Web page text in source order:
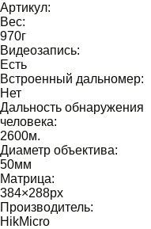
Артикул:
Вес:
970г
Видеозапись:
Есть
Встроенный дальномер:
Нет
Дальность обнаружения
человека:
2600м.
Диаметр объектива:
50мм
Матрица:
384×288px
Производитель:
HikMicro